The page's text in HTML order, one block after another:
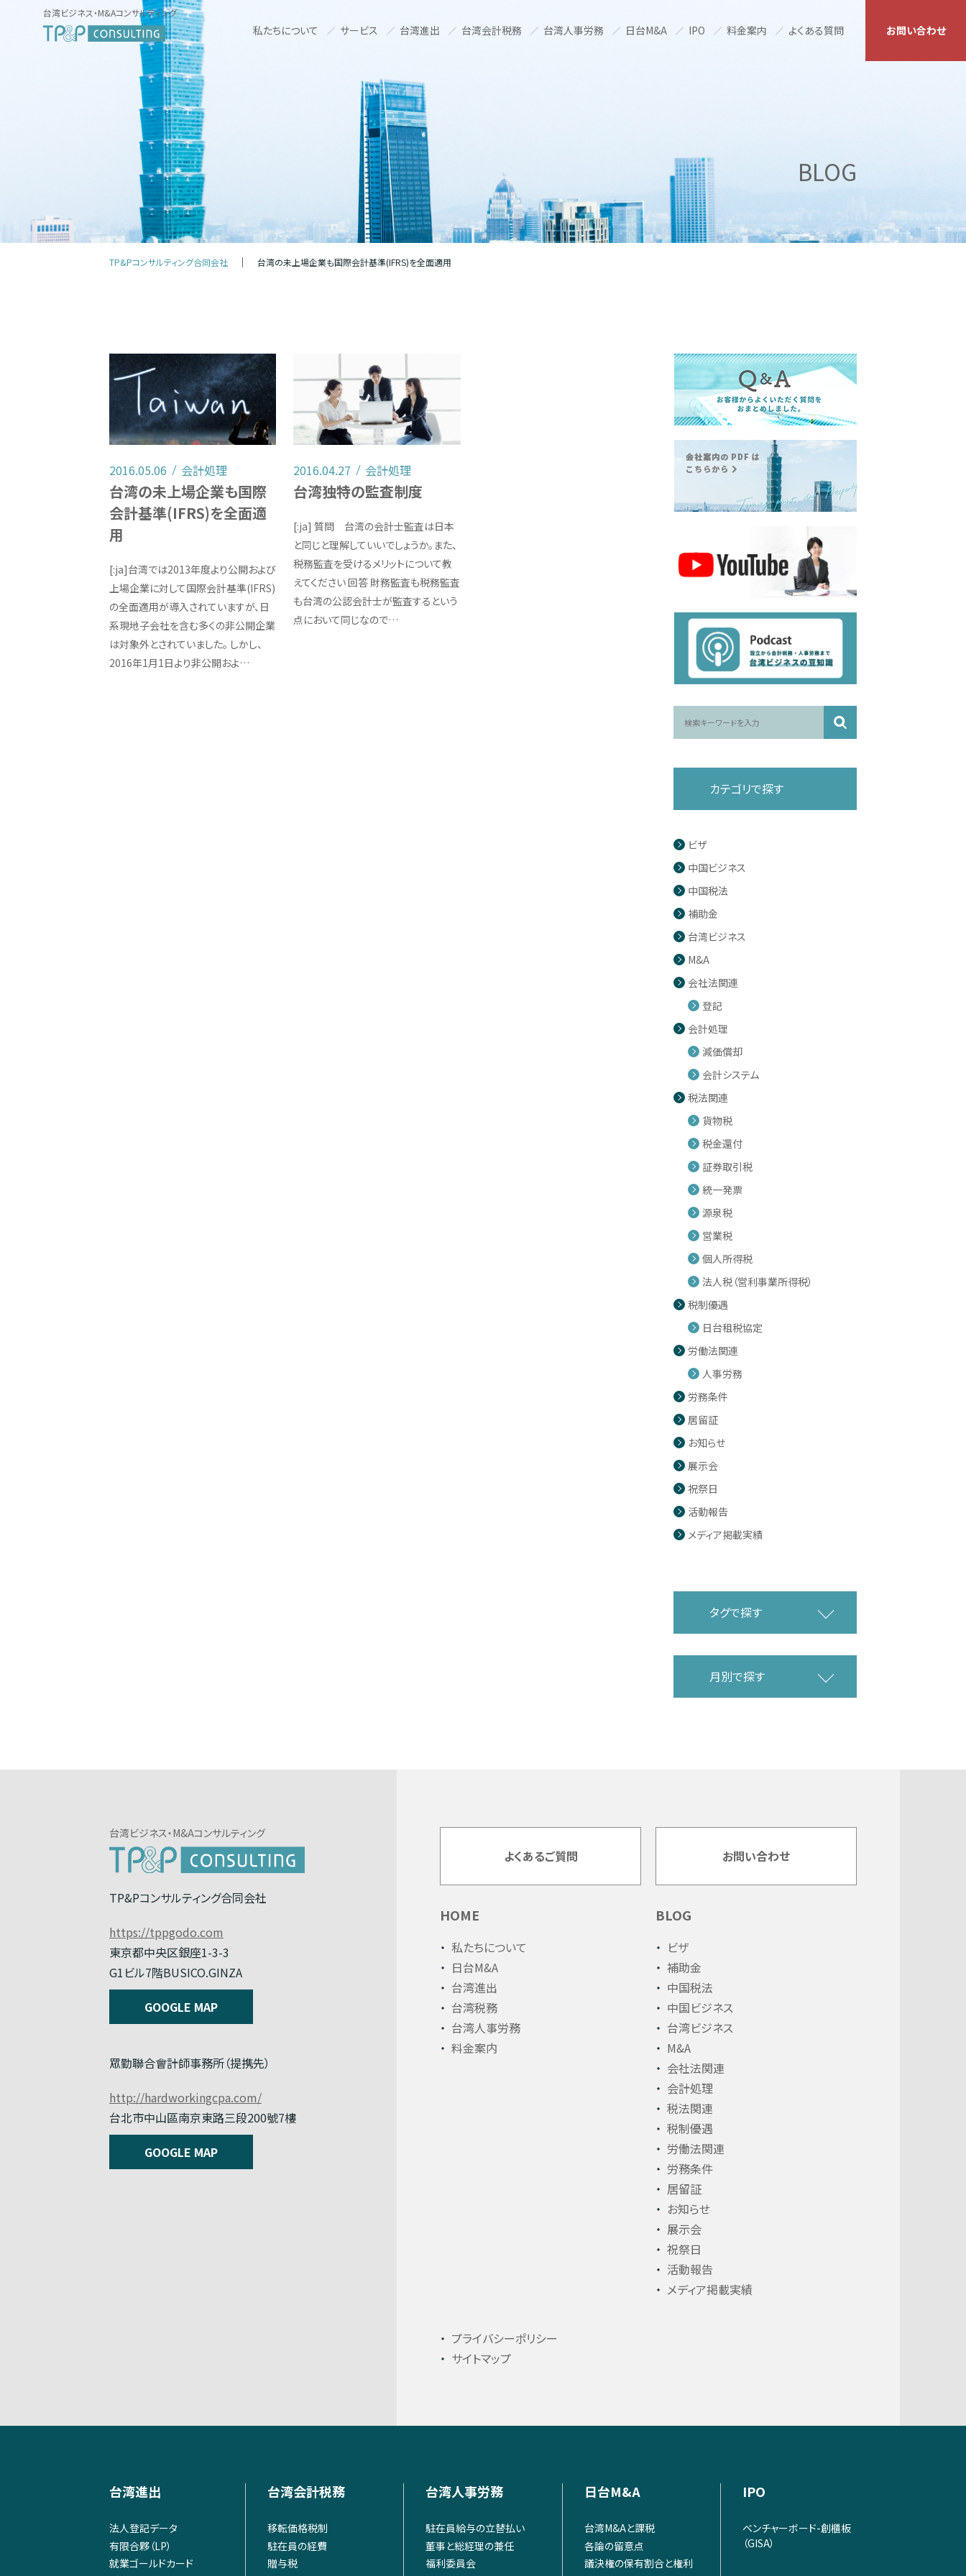
台湾ビジネス・M&Aコンサルティング
私たちについて サービス 台湾進出 台湾会計税務 台湾人事労務 日台M&A IPO 料金案内 よくある質問 お問い合わせ
BLOG
TP&Pコンサルティング合同会社 台湾の未上場企業も国際会計基準(IFRS)を全面適用
2016.05.06 会計処理
台湾の未上場企業も国際
会計基準(IFRS)を全面適
用
[:ja]台湾では2013年度より公開および
上場企業に対して国際会計基準(IFRS)
の全面適用が導入されていますが、日
系現地子会社を含む多くの非公開企業
は対象外とされていました。 しかし、
2016年1月1日より非公開およ…
2016.04.27 会計処理
台湾独特の監査制度
[:ja] 質問 台湾の会計士監査は日本
と同じと理解していいでしょうか。また、
税務監査を受けるメリットについて教
えてください 回答 財務監査も税務監査
も台湾の公認会計士が監査するという
点において同じなので…
カテゴリで探す
ビザ
中国ビジネス
中国税法
補助金
台湾ビジネス
M&A
会社法関連
登記
会計処理
減価償却
会計システム
税法関連
貨物税
税金還付
証券取引税
統一発票
源泉税
営業税
個人所得税
法人税（営利事業所得税）
税制優遇
日台租税協定
労働法関連
人事労務
労務条件
居留証
お知らせ
展示会
祝祭日
活動報告
メディア掲載実績
タグで探す
月別で探す
台湾ビジネス・M&Aコンサルティング
TP&Pコンサルティング合同会社
https://tppgodo.com
東京都中央区銀座1-3-3
G1ビル7階BUSICO.GINZA
GOOGLE MAP
眾勤聯合會計師事務所（提携先）
http://hardworkingcpa.com/
台北市中山區南京東路三段200號7樓
GOOGLE MAP
よくあるご質問 お問い合わせ
HOME
私たちについて
日台M&A
台湾進出
台湾税務
台湾人事労務
料金案内
BLOG
ビザ
補助金
中国税法
中国ビジネス
台湾ビジネス
M&A
会社法関連
会計処理
税法関連
税制優遇
労働法関連
労務条件
居留証
お知らせ
展示会
祝祭日
活動報告
メディア掲載実績
プライバシーポリシー
サイトマップ
台湾進出
法人登記データ
有限合夥（LP）
就業ゴールドカード
台湾会計税務
移転価格税制
駐在員の経費
贈与税
台湾人事労務
駐在員給与の立替払い
董事と総経理の兼任
福利委員会
日台M&A
台湾M&Aと課税
各論の留意点
議決権の保有割合と権利
IPO
ベンチャーボード-創櫃板
（GISA）